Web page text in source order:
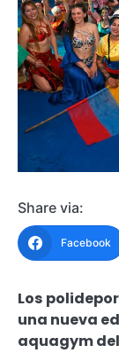
Share via:
Facebook
Los
una nueva
aquagym